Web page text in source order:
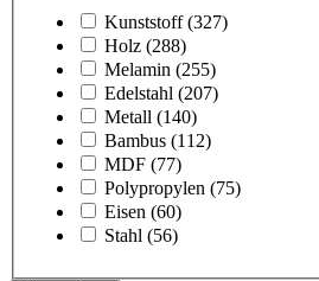
Kunststoff (327)
Holz (288)
Melamin (255)
Edelstahl (207)
Metall (140)
Bambus (112)
MDF (77)
Polypropylen (75)
Eisen (60)
Stahl (56)